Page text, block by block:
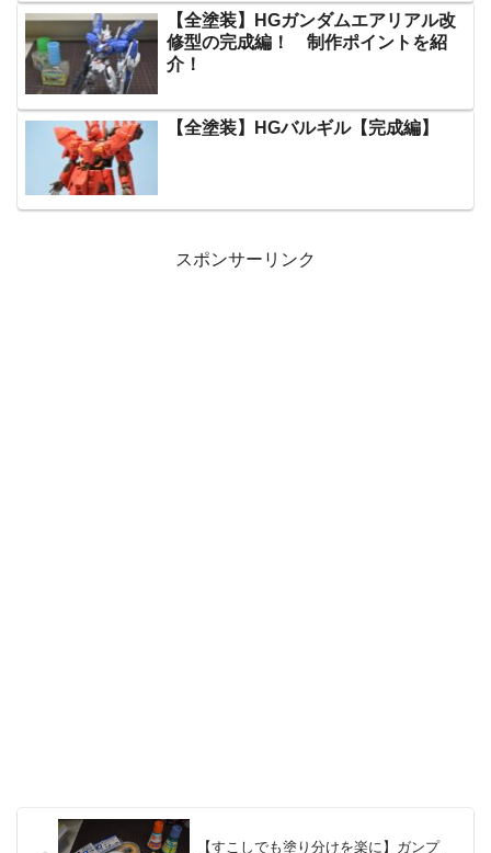
【全塗装】HGガンダムエアリアル改
修型の完成編！ 制作ポイントを紹
介！
【全塗装】HGバルギル【完成編】
スポンサーリンク
【すこしでも塗り分けを楽に】ガンプ